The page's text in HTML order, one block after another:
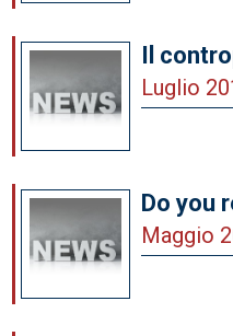
Il
solo
Luglio
Do you
(Tutto
Maggio